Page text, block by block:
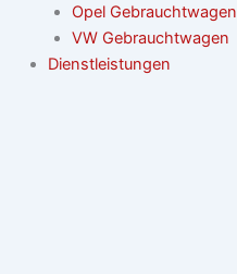
Opel Gebrauchtwagen
VW Gebrauchtwagen
Dienstleistungen